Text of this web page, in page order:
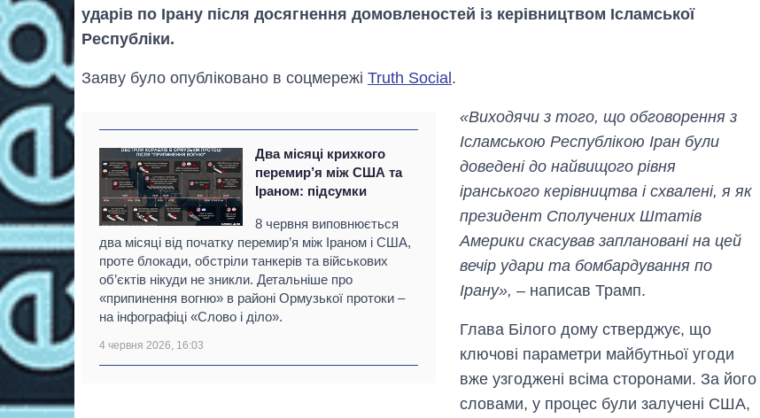
ударів по Ірану після досягнення домовленостей із керівництвом Ісламської
Республіки.
Заяву було опубліковано в соцмережі Truth Social.
Два місяці крихкого
перемир’я між США та
Іраном: підсумки
8 червня виповнюється
два місяці від початку перемир’я між Іраном і США,
проте блокади, обстріли танкерів та військових
об’єктів нікуди не зникли. Детальніше про
«припинення вогню» в районі Ормузької протоки –
на інфографіці «Слово і діло».
4 червня 2026, 16:03
«Виходячи з того, що обговорення з
Ісламською Республікою Іран були
доведені до найвищого рівня
іранського керівництва і схвалені, я як
президент Сполучених Штатів
Америки скасував заплановані на цей
вечір удари та бомбардування по
Ірану», – написав Трамп.
Глава Білого дому стверджує, що
ключові параметри майбутньої угоди
вже узгоджені всіма сторонами. За його
словами, у процес були залучені США,
Дефіцит пам’яті:
як зріс попит на
чипи за останні
роки і що